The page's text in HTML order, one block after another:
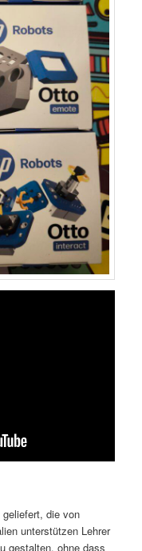
die von
unterstützen Lehrer
gestalten, ohne dass